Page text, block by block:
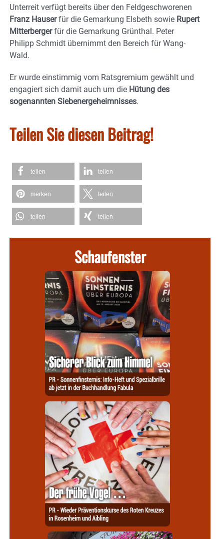
Unterreit verfügt bereits über den Feldgeschworenen
Franz Hauserfür die Gemarkung Elsbeth sowie Rupert
Mitterbergerfür die Gemarkung Grünthal. Peter
Philipp Schmidt übernimmt den Bereich für Wang-
Wald.
Er wurde einstimmig vom Ratsgremium gewählt und
engagiert sich damit auch um die Hütung des
sogenannten Siebenergeheimnisses.
Teilen Sie diesen Beitrag!
teilen teilen
merken teilen
teilen teilen
Schaufenster